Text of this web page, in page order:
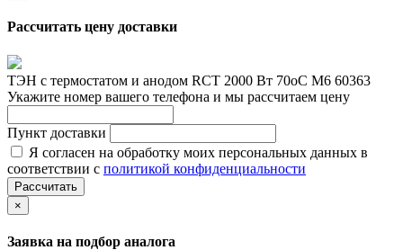
Рассчитать цену доставки
ТЭН с термостатом и анодом RCT 2000 Вт 70oС М6 60363
Укажите номер вашего телефона и мы рассчитаем цену
Пункт доставки
Я согласен на обработку моих персональных данных в
соответствии с политикой конфиденциальности
Рассчитать
×
Заявка на подбор аналога